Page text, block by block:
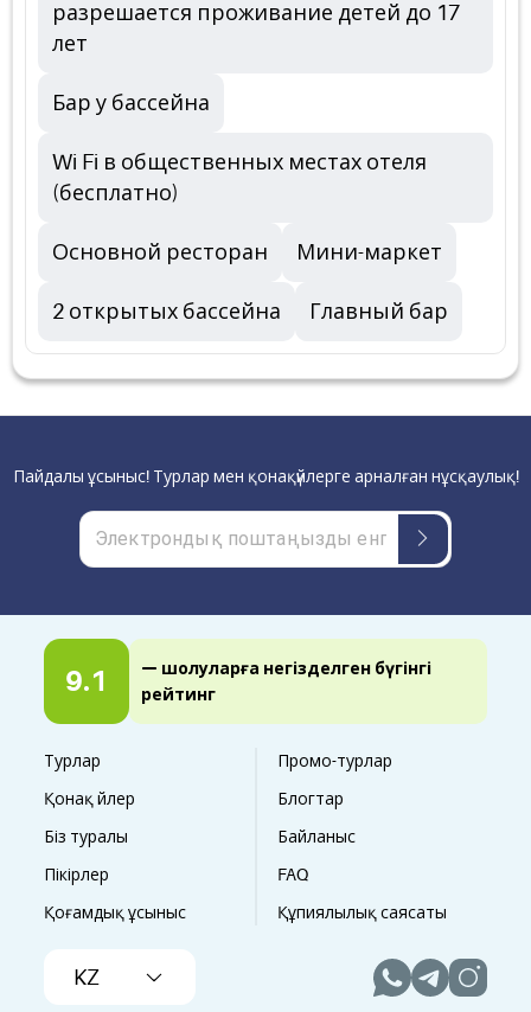
разрешается проживание детей до 17
лет
Бар у бассейна
Wi Fi в общественных местах отеля
(бесплатно)
Основной ресторан Мини-маркет
2 открытых бассейна Главный бар
9.1
— шолуларға негізделген бүгінгі
рейтинг
Турлар
Промо-турлар
Қонақ үйлер
Блогтар
Біз туралы
Байланыс
Пікірлер
FAQ
Қоғамдық ұсыныс
Құпиялылық саясаты
KZ
Пайдалы ұсыныс! Турлар мен қонақүйлерге арналған нұсқаулық!